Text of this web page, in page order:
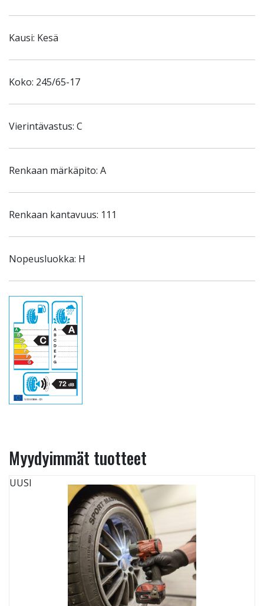
Kausi: Kesä
Koko: 245/65-17
Vierintävastus: C
Renkaan märkäpito: A
Renkaan kantavuus: 111
Nopeusluokka: H
Myydyimmät tuotteet
UUSI